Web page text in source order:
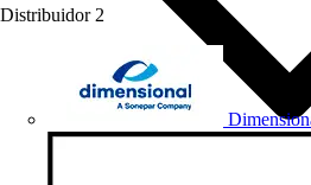
Distribuidor 2